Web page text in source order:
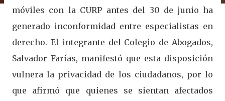
móviles con la CURP antes del 30 de junio ha
generado inconformidad entre especialistas en
derecho. El integrante del Colegio de Abogados,
Salvador Farías, manifestó que esta disposición
vulnera la privacidad de los ciudadanos, por lo
que afirmó que quienes se sientan afectados